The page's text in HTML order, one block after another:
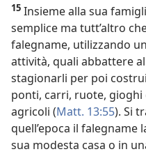
15 Insieme alla sua
semplice ma tutt’altro
falegname, utilizzando
attività, quali abbattere
stagionarli per poi
ponti, carri, ruote,
agricoli (Matt. 13:55). Si
quell’epoca il falegname
sua modesta casa o in